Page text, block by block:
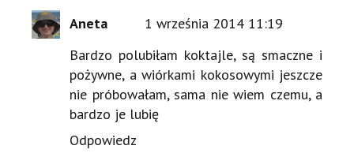
Aneta
1 września 2014 11:19
Bardzo polubiłam koktajle, są smaczne i
pożywne, a wiórkami kokosowymi jeszcze
nie próbowałam, sama nie wiem czemu, a
bardzo je lubię
Odpowiedz